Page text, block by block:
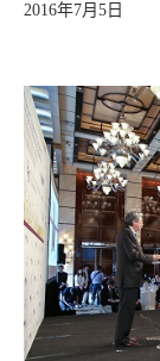
2016年7月5日